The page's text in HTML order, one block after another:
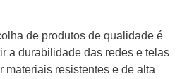
de produtos de qualidade é
a durabilidade das redes e telas
materiais resistentes e de alta